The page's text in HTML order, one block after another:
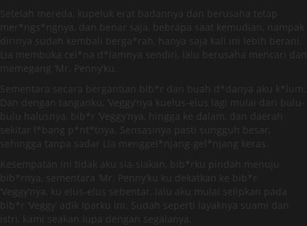
Setelah mereda, kupeluk erat badannya dan berusaha tetap
mer*ngs*ngnya, dan benar saja, bebrapa saat kemudian, nampak
dirinya sudah kembali berga*rah, hanya saja kali ini lebih berani.
Lia membuka cel*na d*lamnya sendiri, lalu berusaha mencari dan
memegang ‘Mr. Penny’ku.
Sementara secara bergantian bib*r dan buah d*danya aku k*lum.
Dan dengan tanganku, ‘Veggy’nya kuelus-elus lagi mulai dari bulu-
bulu halusnya, bib*r ‘Veggy’nya, hingga ke dalam, dan daerah
sekitar l*bang p*nt*tnya. Sensasinya pasti sungguh besar,
sehingga tanpa sadar Lia menggel*njang-gel*njang keras.
Kesempatan ini tidak aku sia-siakan, bib*rku pindah menuju
bib*rnya, sementara ‘Mr. Penny’ku ku dekatkan ke bib*r
‘Veggy’nya, ku elus-elus sebentar, lalu aku mulai selipkan pada
bib*r ‘Veggy’ adik Iparku ini. Sudah seperti layaknya suami dan
istri, kami seakan lupa dengan segalanya,